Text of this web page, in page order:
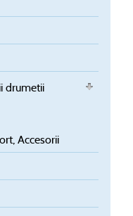
drumetii
Accesorii